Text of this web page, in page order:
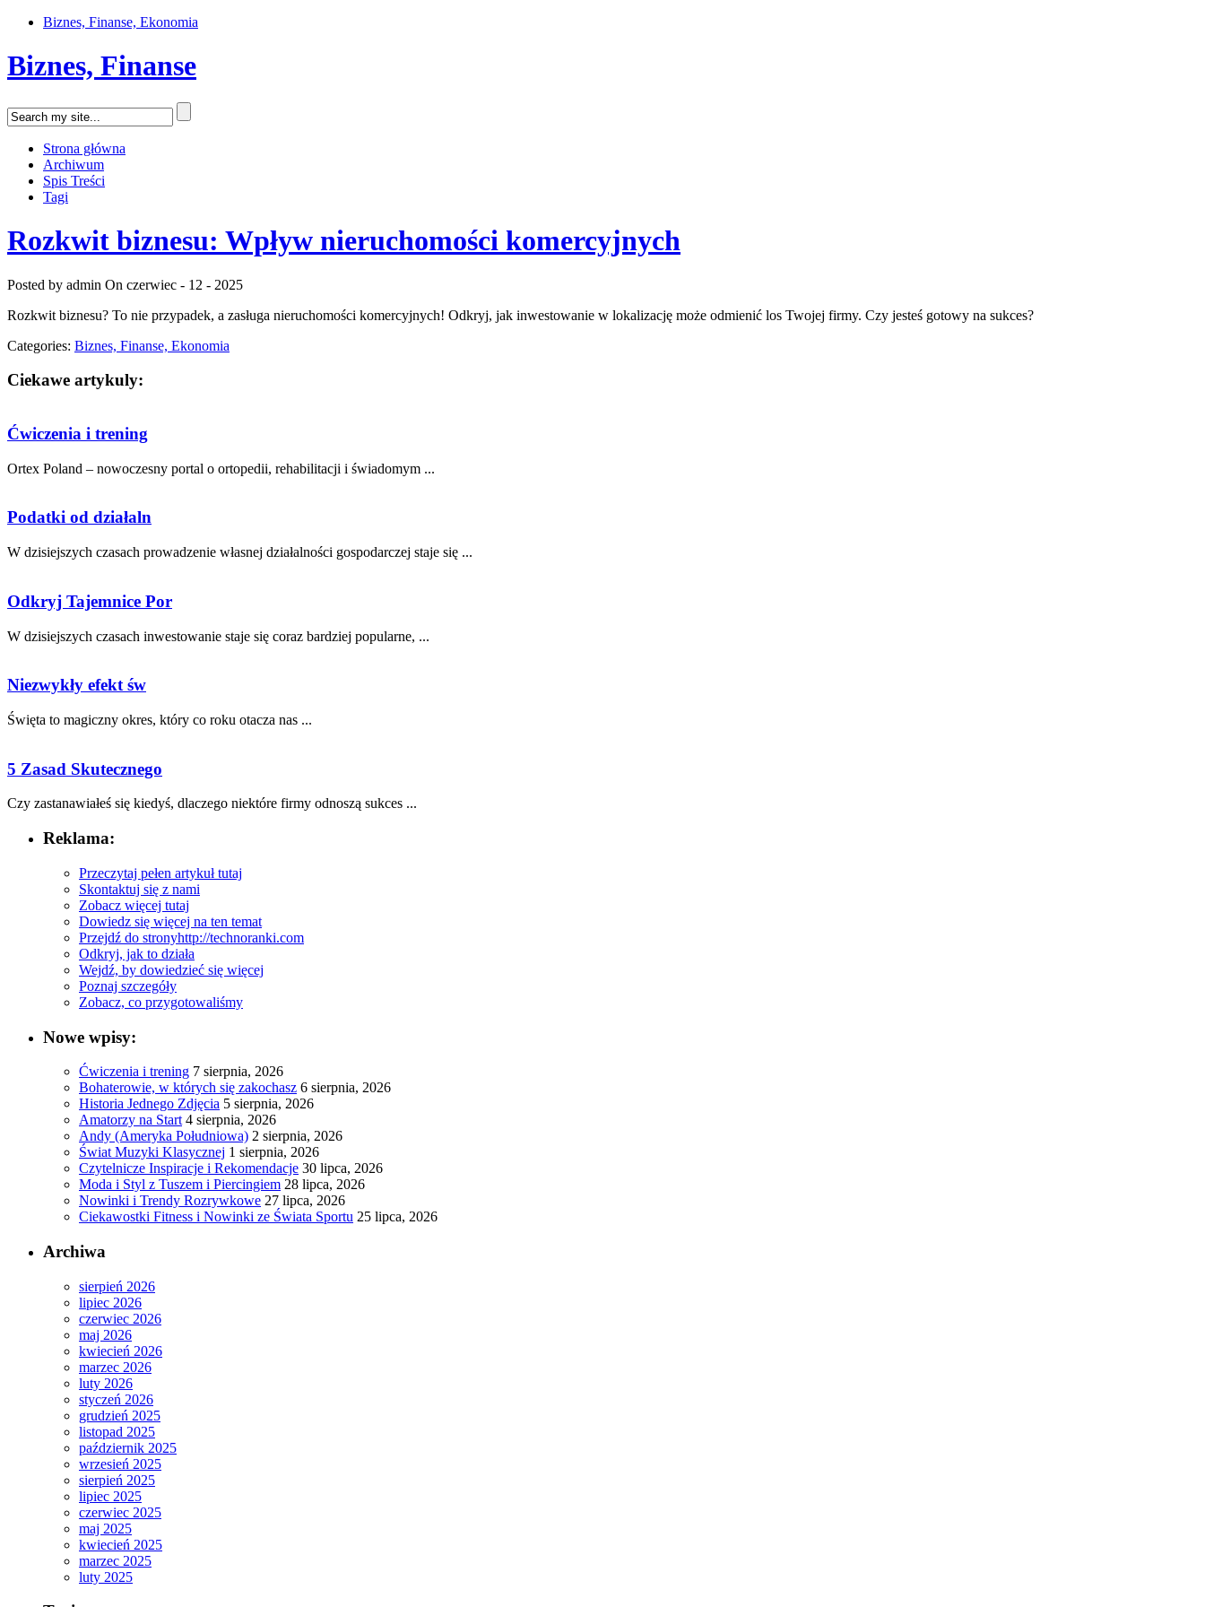
Biznes, Finanse, Ekonomia
Biznes, Finanse
Strona główna
Archiwum
Spis Treści
Tagi
Rozkwit biznesu: Wpływ nieruchomości komercyjnych
Posted by admin On czerwiec - 12 - 2025
Rozkwit biznesu? To nie przypadek, a zasługa nieruchomości komercyjnych! Odkryj, jak inwestowanie w lokalizację może odmienić los Twojej firmy. Czy jesteś gotowy na sukces?
Categories: Biznes, Finanse, Ekonomia
Ciekawe artykuly:
Ćwiczenia i trening
Ortex Poland – nowoczesny portal o ortopedii, rehabilitacji i świadomym ...
Podatki od działaln
W dzisiejszych czasach prowadzenie własnej działalności gospodarczej staje się ...
Odkryj Tajemnice Por
W dzisiejszych czasach inwestowanie staje się coraz bardziej popularne, ...
Niezwykły efekt św
Święta to magiczny okres, który ​co roku otacza nas‍ ...
5 Zasad Skutecznego
Czy zastanawiałeś się ⁢kiedyś, dlaczego niektóre firmy odnoszą ⁢sukces ...
Reklama:
Przeczytaj pełen artykuł tutaj
Skontaktuj się z nami
Zobacz więcej tutaj
Dowiedz się więcej na ten temat
Przejdź do stronyhttp://technoranki.com
Odkryj, jak to działa
Wejdź, by dowiedzieć się więcej
Poznaj szczegóły
Zobacz, co przygotowaliśmy
Nowe wpisy:
Ćwiczenia i trening 7 sierpnia, 2026
Bohaterowie, w których się zakochasz 6 sierpnia, 2026
Historia Jednego Zdjęcia 5 sierpnia, 2026
Amatorzy na Start 4 sierpnia, 2026
Andy (Ameryka Południowa) 2 sierpnia, 2026
Świat Muzyki Klasycznej 1 sierpnia, 2026
Czytelnicze Inspiracje i Rekomendacje 30 lipca, 2026
Moda i Styl z Tuszem i Piercingiem 28 lipca, 2026
Nowinki i Trendy Rozrywkowe 27 lipca, 2026
Ciekawostki Fitness i Nowinki ze Świata Sportu 25 lipca, 2026
Archiwa
sierpień 2026
lipiec 2026
czerwiec 2026
maj 2026
kwiecień 2026
marzec 2026
luty 2026
styczeń 2026
grudzień 2025
listopad 2025
październik 2025
wrzesień 2025
sierpień 2025
lipiec 2025
czerwiec 2025
maj 2025
kwiecień 2025
marzec 2025
luty 2025